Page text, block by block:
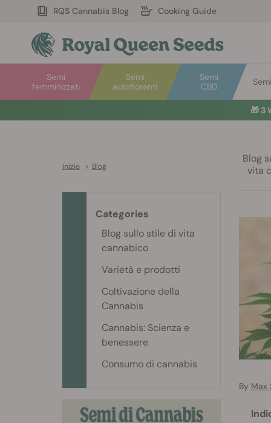
RQS Cannabis Blog Cooking Guide
Semi
autofiorenti
Semi
femminizzati
Semi
CBD
🎁 3
Inizio > Blog
Blog
vita
By Max
Categories
Blog sullo stile di vita
cannabico
Varietà e prodotti
Coltivazione della
Cannabis
Cannabis: Scienza e
benessere
Consumo di cannabis